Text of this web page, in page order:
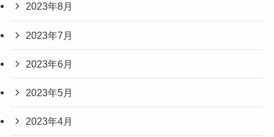
2023年8月
2023年7月
2023年6月
2023年5月
2023年4月